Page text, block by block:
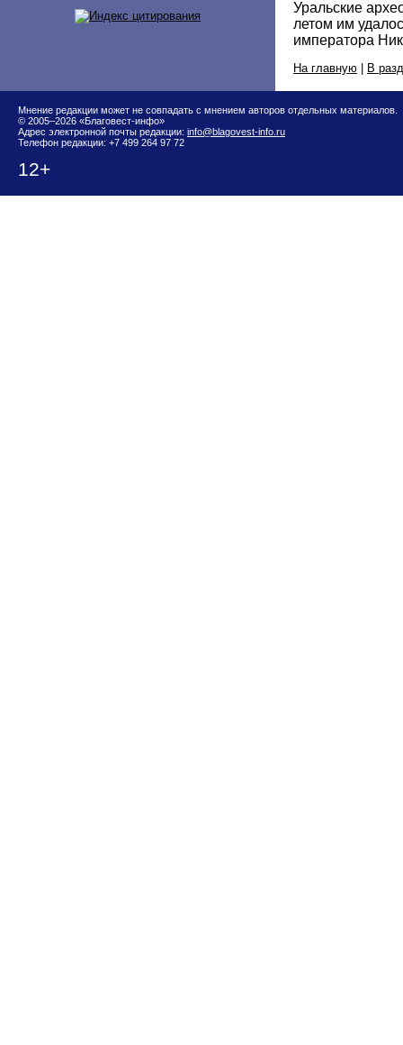
Уральские
летом им
императора
На главную | В
Мнение редакции может не совпадать с мнением авторов отдельных материалов.
© 2005–2026 «Благовест-инфо»
Адрес электронной почты редакции: info@blagovest-info.ru
Телефон редакции: +7 499 264 97 72
12+